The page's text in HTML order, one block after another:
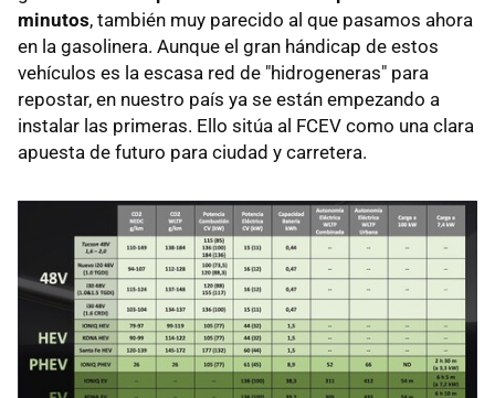
minutos, también muy parecido al que pasamos ahora
en la gasolinera. Aunque el gran hándicap de estos
vehículos es la escasa red de "hidrogeneras" para
repostar, en nuestro país ya se están empezando a
instalar las primeras. Ello sitúa al FCEV como una clara
apuesta de futuro para ciudad y carretera.